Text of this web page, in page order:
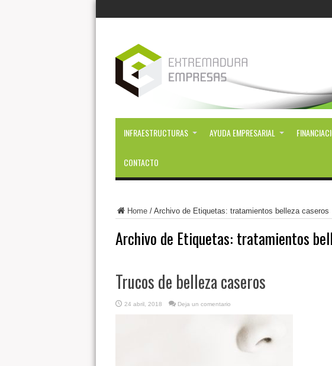
INFRAESTRUCTURAS AYUDA EMPRESARIAL
CONTACTO
Home/ Archivo de Etiquetas: tratamientos belleza caseros
Archivo de Etiquetas: tratamientos
Trucos de belleza caseros
24 abril, 2018 Deja un comentario